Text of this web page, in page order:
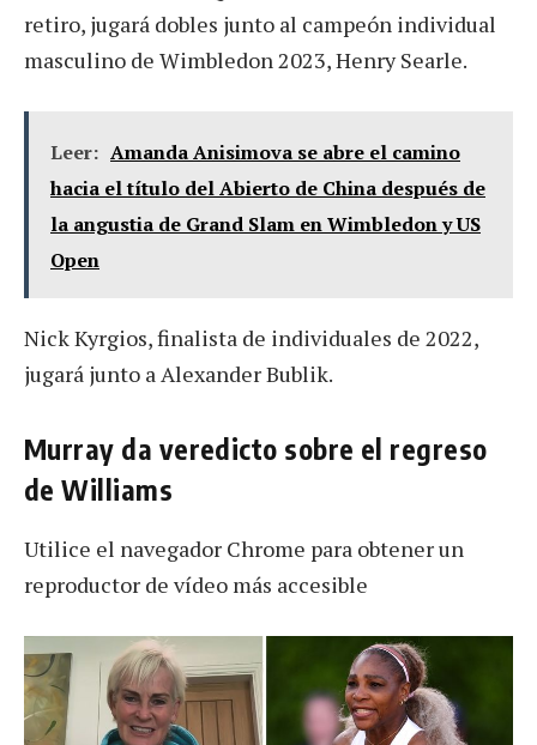
retiro, jugará dobles junto al campeón individual
masculino de Wimbledon 2023, Henry Searle.
Leer: Amanda Anisimova se abre el camino
hacia el título del Abierto de China después de
la angustia de Grand Slam en Wimbledon y US
Open
Nick Kyrgios, finalista de individuales de 2022,
jugará junto a Alexander Bublik.
Murray da veredicto sobre el regreso
de Williams
Utilice el navegador Chrome para obtener un
reproductor de vídeo más accesible